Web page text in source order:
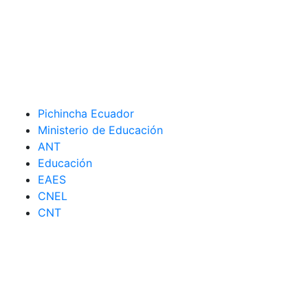
Pichincha Ecuador
Ministerio de Educación
ANT
Educación
EAES
CNEL
CNT